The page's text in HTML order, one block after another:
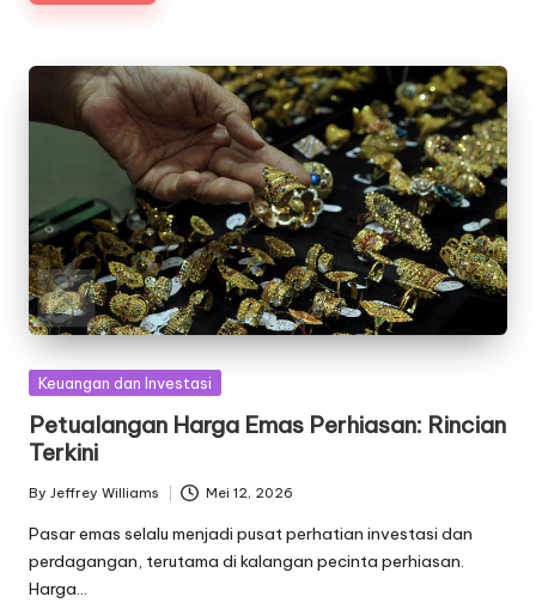
Posted
Keuangan dan Investasi
Petualangan Harga Emas Perhiasan: Rincian
Terkini
Posted
by
By Jeffrey Williams Mei 12, 2026
Pasar emas selalu menjadi pusat perhatian investasi dan
perdagangan, terutama di kalangan pecinta perhiasan.
Harga…